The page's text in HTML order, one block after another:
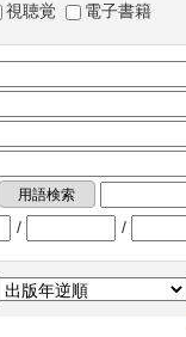
視聴覚 電子書籍
/ /